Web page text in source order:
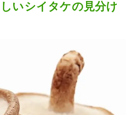
いシイタケの見分け